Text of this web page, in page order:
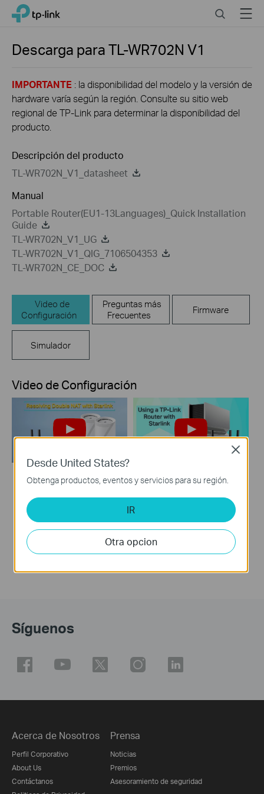
Click
navigation
TP-Link, Reliably Smart SearchMenu
Descarga paraTL-WR702N V1
IMPORTANTE : la disponibilidad del modelo y la versión de
hardware varía según la región. Consulte su sitio web
regional de TP-Link para determinar la disponibilidad del
producto.
Descripción del producto
TL-WR702N_V1_datasheet
Manual
Portable Router(EU1-13Languages)_Quick Installation
Guide
TL-WR702N_V1_UG
TL-WR702N_V1_QIG_7106504353
TL-WR702N_CE_DOC
Video de
Configuración
Preguntas más
Frecuentes
Firmware
Simulador
Video de Configuración
How to Resolve
Double NAT using
Starlink
How to Configure a
TP-Link Router with
Síguenos
Acerca de Nosotros
Perfil Corporativo
About Us
Contáctanos
Prensa
Noticias
Premios
Asesoramiento de seguridad
Desde United States?
Obtenga productos, eventos y servicios para su región.
IR
Otra opcion
Close